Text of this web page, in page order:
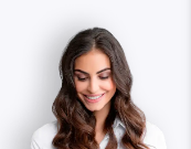
на наш
и горячие